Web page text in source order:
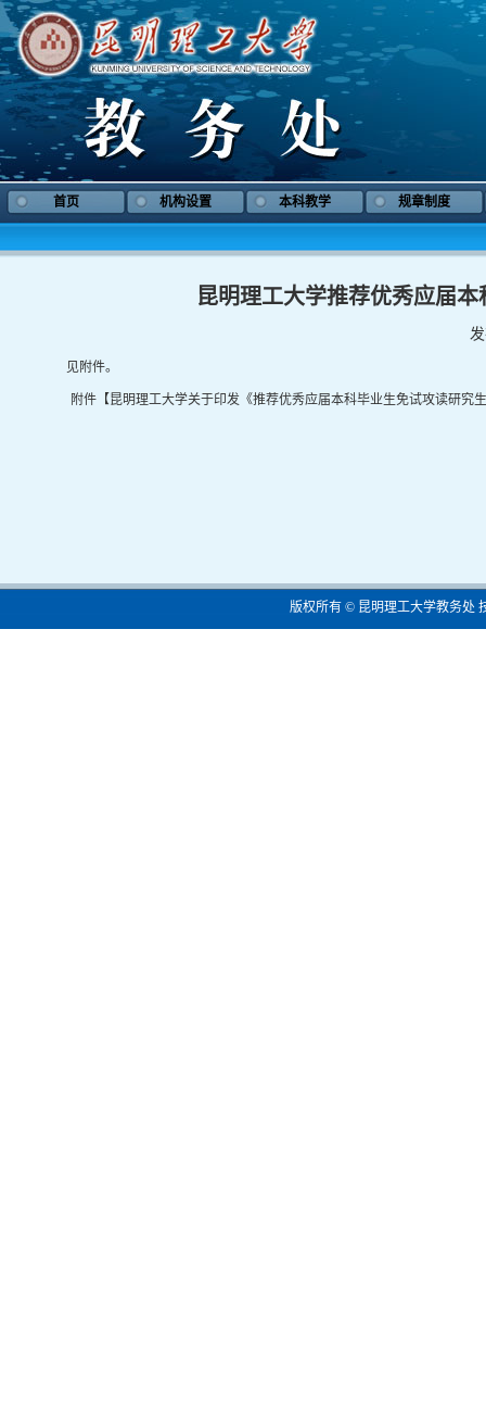
首页 机构设置 本科教学 规章制度
昆明理工大学推荐优秀应届
见附件。
附件【昆明理工大学关于印发《推荐优秀应届本科毕业生免试攻读研究
版权所有 © 昆明理工大学教务处